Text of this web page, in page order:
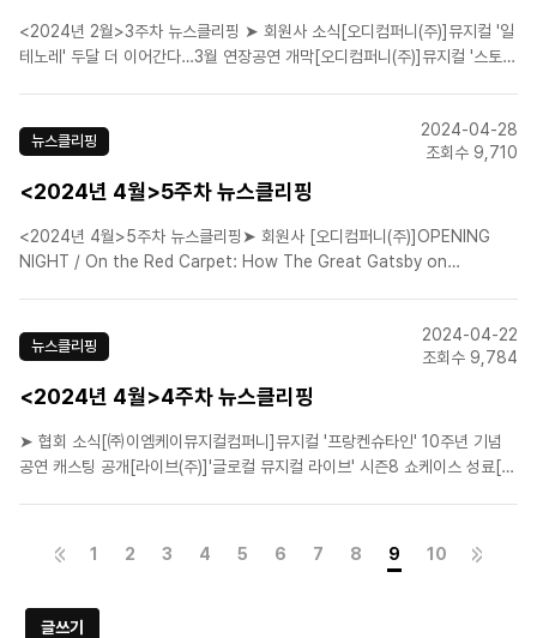
<2024년 2월>3주차 뉴스클리핑 ➤ 회원사 소식[오디컴퍼니(주)]뮤지컬 '일
테노레' 두달 더 이어간다…3월 연장공연 개막[오디컴퍼니(주)]뮤지컬 '스토리
컬컴퍼니]EMK뮤지컬컴퍼..
뉴스클리핑
2024-04-28
조회수 9,710
<2024년 4월>5주차 뉴스클리핑
<2024년 4월>5주차 뉴스클리핑➤ 회원사 [오디컴퍼니(주)]OPENING
NIGHT / On the Red Carpet: How The Great Gatsby on
라이브 넘..
뉴스클리핑
2024-04-22
조회수 9,784
<2024년 4월>4주차 뉴스클리핑
➤ 협회 소식[㈜이엠케이뮤지컬컴퍼니]뮤지컬 '프랑켄슈타인' 10주년 기념
공연 캐스팅 공개[라이브(주)]'글로컬 뮤지컬 라이브' 시즌8 쇼케이스 성료[라
1 2 3 4 5 6 7 8 9 10
글쓰기